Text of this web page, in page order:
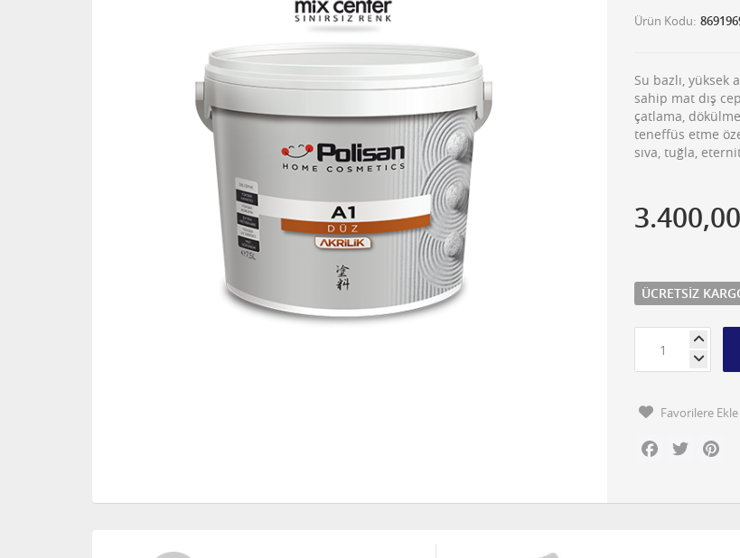
Ürün Kodu
Su bazlı,
sahip mat dış
çatlama,
teneffüs etme
sıva, tuğla,
ÜCRETSIZ
Favorilere Ekle
Facebook
Twitter